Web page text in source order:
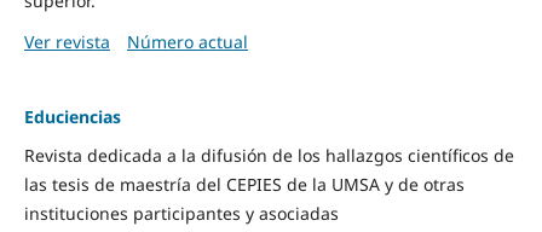
Ver revista
Número actual
Educiencias
Revista dedicada a la difusión de los hallazgos científicos de
las tesis de maestría del CEPIES de la UMSA y de otras
instituciones participantes y asociadas